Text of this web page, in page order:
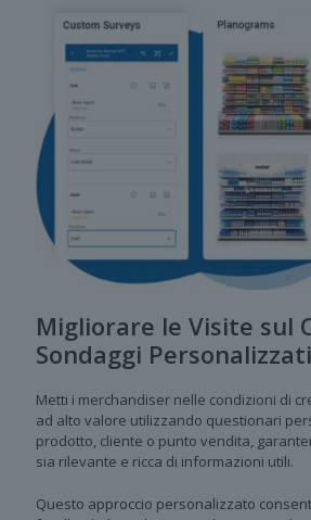
Migliorare le Visite sul
Sondaggi Personalizzati
Metti i merchandiser nelle condizioni di
ad alto valore utilizzando questionari
prodotto, cliente o punto vendita,
sia rilevante e ricca di informazioni utili.
Questo approccio personalizzato